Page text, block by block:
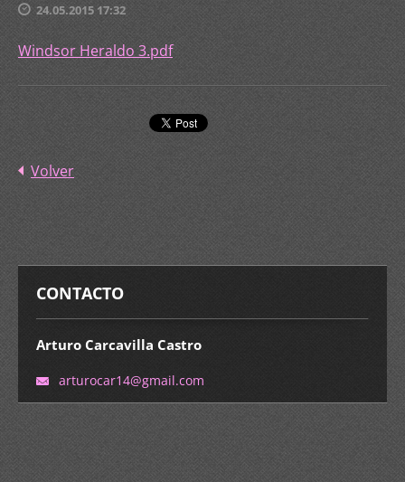
24.05.2015 17:32
Windsor Heraldo 3.pdf
Volver
CONTACTO
Arturo Carcavilla Castro
arturocar14@gmail.com